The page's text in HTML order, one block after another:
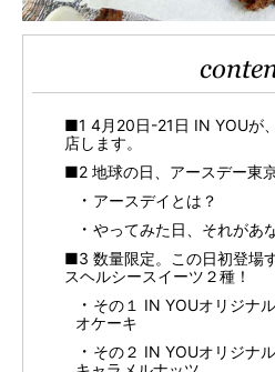
■1 4月20日-21日 IN YOUが
店します。
■2 地球の日、アースデー東
アースデイとは？
やってみた日、それがあ
■3 数量限定。この日初登場
スヘルシースイーツ２種！
その１ IN YOUオリジナ
オケーキ
その２ IN YOUオリジナ